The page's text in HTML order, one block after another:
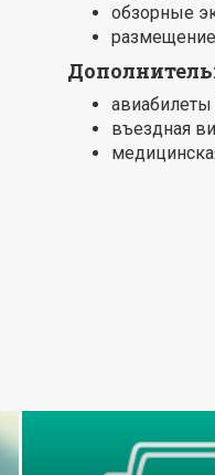
обзорные
въездная